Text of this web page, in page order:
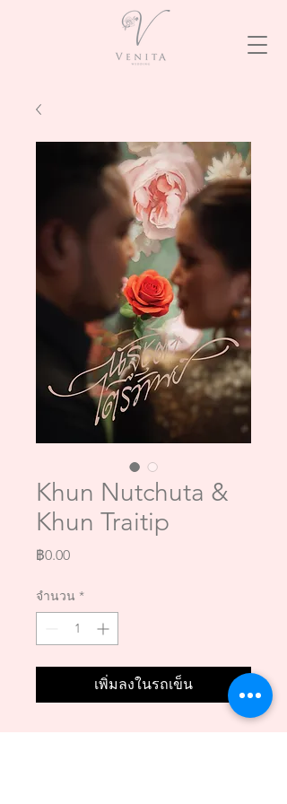
Khun Nutchuta &
Khun Traitip
฿0.00ราคา
จำนวน *
เพิ่มลงในรถเข็น